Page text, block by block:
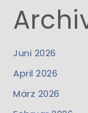
Juni 2026
April 2026
März 2026